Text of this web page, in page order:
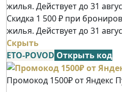
жилья. Действует до 31
Скидка 1 500 ₽ при
жилья. Действует до 31
Скрыть
ETO-POVOD Открыть код
Промокод 1500₽ от Яндекс